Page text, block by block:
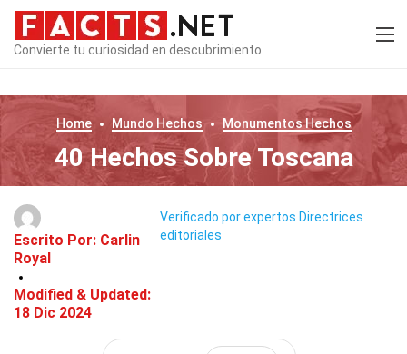
Convierte tu curiosidad en descubrimiento
Home Mundo Hechos MonumentosHechos
40 Hechos Sobre Toscana
Escrito Por: Carlin
Royal
Modified & Updated:
18 Dic 2024
Verificado por expertos Directrices
editoriales